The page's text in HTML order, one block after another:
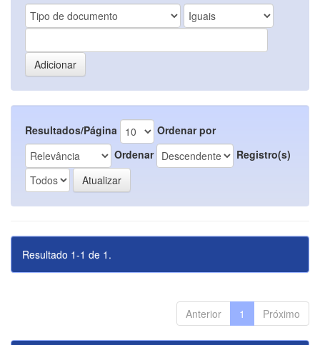
Resultados/Página
Ordenar por
Ordenar
Registro(s)
Resultado 1-1 de 1.
Anterior 1 Próximo